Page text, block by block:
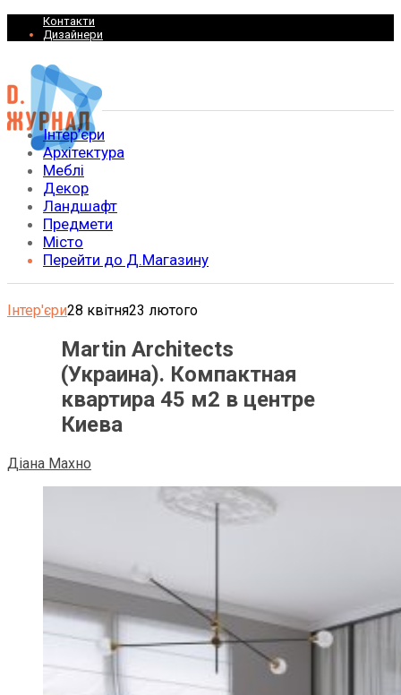
Контакти
Дизайнери
Інтер’єри
Архітектура
Меблі
Декор
Ландшафт
Предмети
Місто
Перейти до Д.Магазину
Інтер'єри28 квітня23 лютого
Martin Architects
(Украина). Компактная
квартира 45 м2 в центре
Киева
Діана Махно